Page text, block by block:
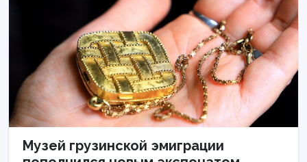
Музей грузинской эмиграции